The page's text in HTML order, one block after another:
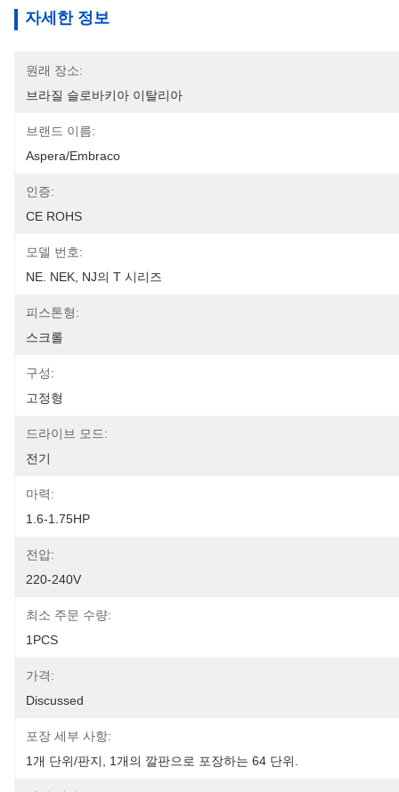
자세한 정보
원래 장소:
브라질 슬로바키아 이탈리아
브랜드 이름:
Aspera/Embraco
인증:
CE ROHS
모델 번호:
NE. NEK, NJ의 T 시리즈
피스톤형:
스크롤
구성:
고정형
드라이브 모드:
전기
마력:
1.6-1.75HP
전압:
220-240V
최소 주문 수량:
1PCS
가격:
Discussed
포장 세부 사항:
1개 단위/판지, 1개의 깔판으로 포장하는 64 단위.